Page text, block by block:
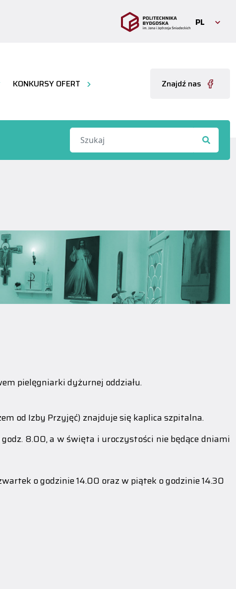
PL
KONKURSY OFERT Znajdź nas
pielęgniarki dyżurnej oddziału.
od Izby Przyjęć) znajduje się kaplica szpitalna.
8.00, a w święta i uroczystości nie będące dniami
o godzinie 14.00 oraz w piątek o godzinie 14.30